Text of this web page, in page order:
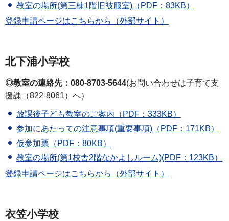
教室の場所(第三棟1階旧被服室)（PDF：83KB）
登録申請ページはこちらから（外部サイト）
北下浦小学校
◎教室の連絡先：080-8703-5644(お問い合わせは子育て支
援課（822-8061）へ）
放課後子ども教室のご案内（PDF：333KB）
参加にあたっての注意事項(重要事項)（PDF：171KB）
仮参加票（PDF：80KB）
教室の場所(第1校舎2階なかよしルーム)(PDF：123KB）
登録申請ページはこちらから（外部サイト）
衣笠小学校